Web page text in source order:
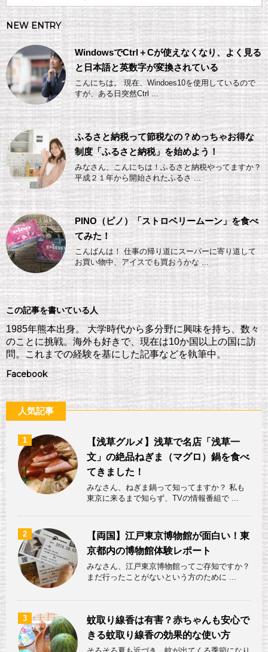
NEW ENTRY
WindowsでCtrl＋Cが使えなくなり、よく見る
と日本語と英数字が変換されている
こんにちは。 現在、Windoes10を使用しているので
すが、ある日突然Ctrl ...
ふるさと納税って節税なの？めっちゃお得な
制度「ふるさと納税」を始めよう！
みなさん、こんにちは！ふるさと納税やってますか？
平成２１年から開始されたふるさ ...
PINO（ピノ）「ストロベリームーン」を食べ
てみた！
こんばんは！ 仕事の帰り道にスーパーに寄り道して
お買い物中、アイスでも買おうかな ...
この記事を書いている人
1985年熊本出身。 大学時代から多分野に興味を持ち、数々
のことに挑戦。海外も好きで、現在は10か国以上の国に訪
問。これまでの経験を基にした記事などを執筆中。
Facebook
人気記事
1
【浅草グルメ】浅草で名店「浅草一
文」の絶品ねぎま（マグロ）鍋を食べ
てきました！
みなさん、ねぎま鍋って知ってますか？ 私も
東京に来るまで知らず、TVの情報番組で ...
2
【両国】江戸東京博物館が面白い！東
京都内の博物館体験レポート
みなさん、江戸東京博物館ってご存知ですか？
まだ行ったことがないという方のために ...
3
蚊取り線香は有害？赤ちゃんも安心で
きる蚊取り線香の効果的な使い方